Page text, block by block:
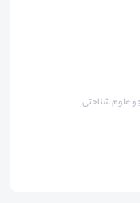
علوم شناختی